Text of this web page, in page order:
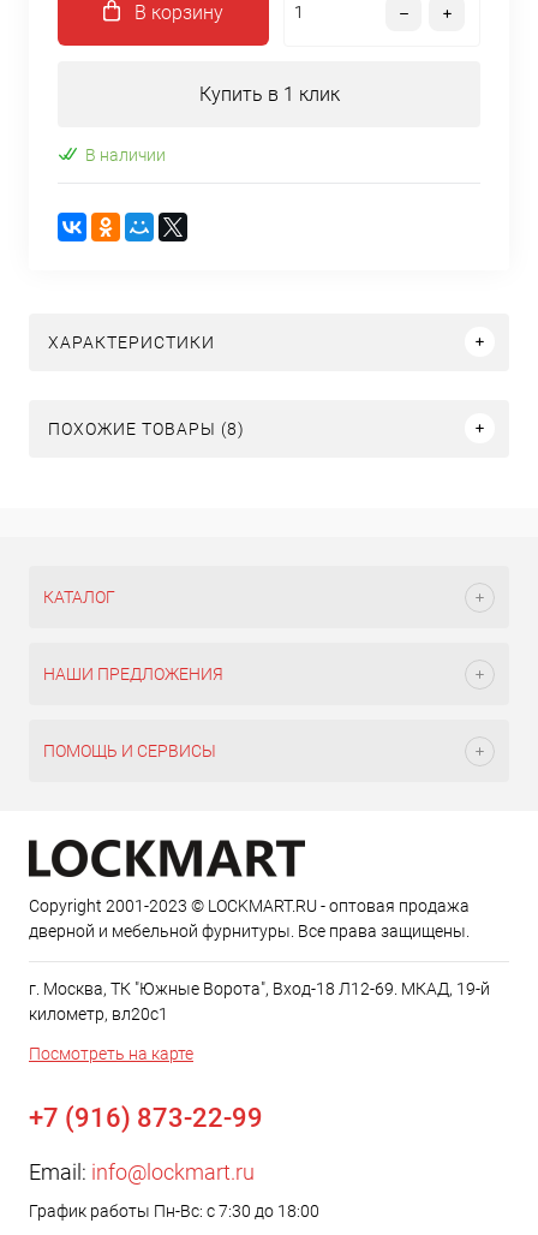
В корзину
Купить в 1 клик
В наличии
ХАРАКТЕРИСТИКИ
ПОХОЖИЕ ТОВАРЫ (8)
КАТАЛОГ
НАШИ ПРЕДЛОЖЕНИЯ
ПОМОЩЬ И СЕРВИСЫ
Copyright 2001-2023 © LOCKMART.RU - оптовая продажа
дверной и мебельной фурнитуры. Все права защищены.
г. Москва, ТК "Южные Ворота", Вход-18 Л12-69. МКАД, 19-й
километр, вл20с1
Посмотреть на карте
+7 (916) 873-22-99
Email: info@lockmart.ru
График работы Пн-Вс: с 7:30 до 18:00